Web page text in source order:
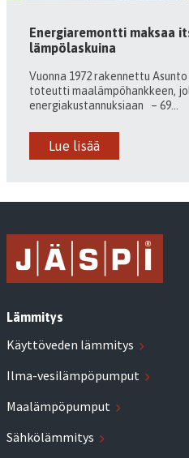
Energiaremontti maksaa
lämpölaskuina
Vuonna 1972 rakennettu
toteutti maalämpöhankkeen,
energiakustannuksiaan – 69...
Lue lisää
Lämmitys
Käyttöveden lämmitys
Ilma-vesilämpöpumput
Maalämpöpumput
Sähkölämmitys